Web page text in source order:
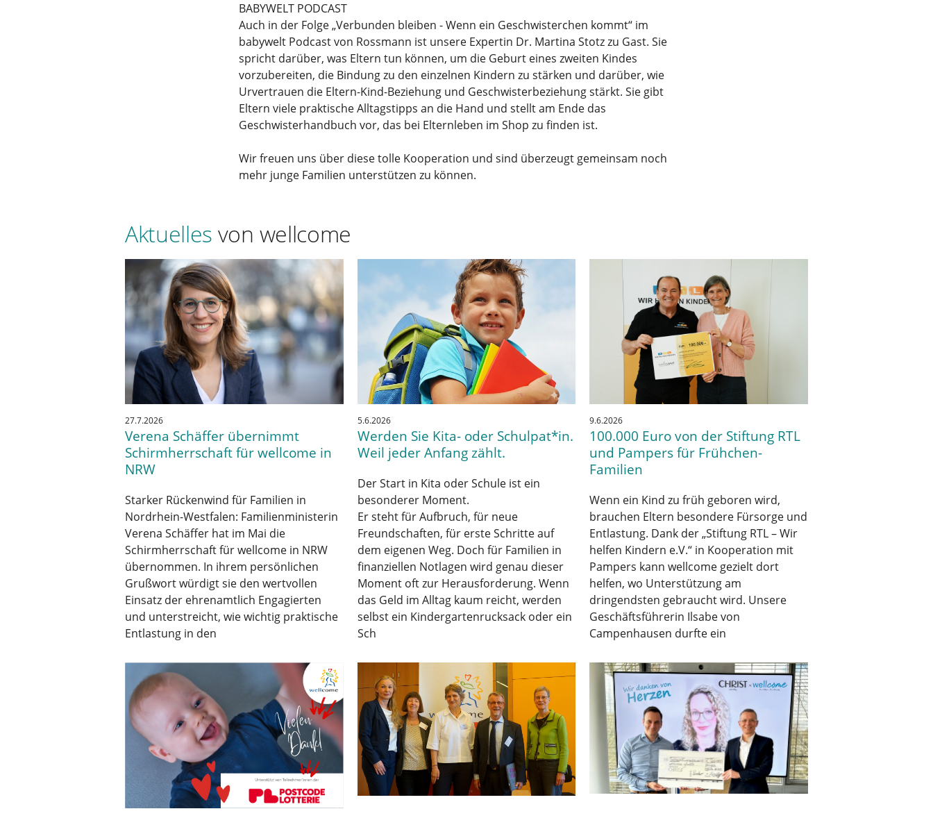
BABYWELT PODCAST
Auch in der Folge „Verbunden bleiben - Wenn ein Geschwisterchen kommt“ im
babywelt Podcast von Rossmann ist unsere Expertin Dr. Martina Stotz zu Gast. Sie
spricht darüber, was Eltern tun können, um die Geburt eines zweiten Kindes
vorzubereiten, die Bindung zu den einzelnen Kindern zu stärken und darüber, wie
Urvertrauen die Eltern-Kind-Beziehung und Geschwisterbeziehung stärkt. Sie gibt
Eltern viele praktische Alltagstipps an die Hand und stellt am Ende das
Geschwisterhandbuch vor, das bei Elternleben im Shop zu finden ist.
Wir freuen uns über diese tolle Kooperation und sind überzeugt gemeinsam noch
mehr junge Familien unterstützen zu können.
Aktuelles von wellcome
27.7.2026
Verena Schäffer übernimmt
Schirmherrschaft für wellcome in
NRW
Starker Rückenwind für Familien in
Nordrhein-Westfalen: Familienministerin
Verena Schäffer hat im Mai die
Schirmherrschaft für wellcome in NRW
übernommen. In ihrem persönlichen
Grußwort würdigt sie den wertvollen
Einsatz der ehrenamtlich Engagierten
und unterstreicht, wie wichtig praktische
Entlastung in den
5.6.2026
Werden Sie Kita- oder Schulpat*in.
Weil jeder Anfang zählt.
Der Start in Kita oder Schule ist ein
besonderer Moment.
Er steht für Aufbruch, für neue
Freundschaften, für erste Schritte auf
dem eigenen Weg. Doch für Familien in
finanziellen Notlagen wird genau dieser
Moment oft zur Herausforderung. Wenn
das Geld im Alltag kaum reicht, werden
selbst ein Kindergartenrucksack oder ein
Sch
9.6.2026
100.000 Euro von der Stiftung RTL
und Pampers für Frühchen-
Familien
Wenn ein Kind zu früh geboren wird,
brauchen Eltern besondere Fürsorge und
Entlastung. Dank der „Stiftung RTL – Wir
helfen Kindern e.V.“ in Kooperation mit
Pampers kann wellcome gezielt dort
helfen, wo Unterstützung am
dringendsten gebraucht wird. Unsere
Geschäftsführerin Ilsabe von
Campenhausen durfte ein